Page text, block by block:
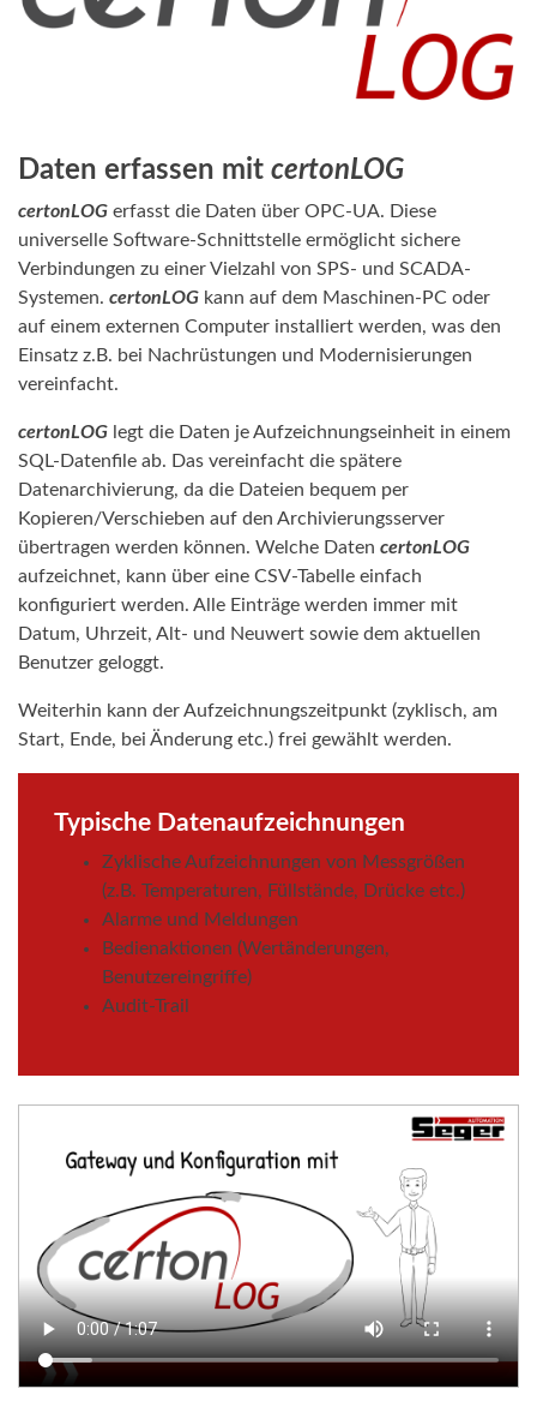
Daten erfassen mit certonLOG
certonLOG erfasst die Daten über OPC-UA. Diese
universelle Software-Schnittstelle ermöglicht sichere
Verbindungen zu einer Vielzahl von SPS- und SCADA-
Systemen. certonLOG kann auf dem Maschinen-PC oder
auf einem externen Computer installiert werden, was den
Einsatz z.B. bei Nachrüstungen und Modernisierungen
vereinfacht.
certonLOG legt die Daten je Aufzeichnungseinheit in einem
SQL-Datenfile ab. Das vereinfacht die spätere
Datenarchivierung, da die Dateien bequem per
Kopieren/Verschieben auf den Archivierungsserver
übertragen werden können. Welche Daten certonLOG
aufzeichnet, kann über eine CSV-Tabelle einfach
konfiguriert werden. Alle Einträge werden immer mit
Datum, Uhrzeit, Alt- und Neuwert sowie dem aktuellen
Benutzer geloggt.
Weiterhin kann der Aufzeichnungszeitpunkt (zyklisch, am
Start, Ende, bei Änderung etc.) frei gewählt werden.
Typische Datenaufzeichnungen
Zyklische Aufzeichnungen von Messgrößen
(z.B. Temperaturen, Füllstände, Drücke etc.)
Alarme und Meldungen
Bedienaktionen (Wertänderungen,
Benutzereingriffe)
Audit-Trail